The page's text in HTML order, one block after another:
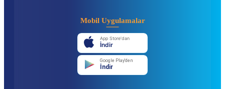
Mobil Uygulamalar
App Store'dan
İndir
Google Play'den
İndir